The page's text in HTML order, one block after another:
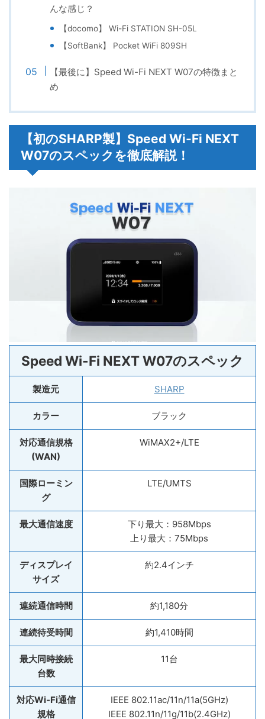
んな感じ？
【docomo】 Wi-Fi STATION SH-05L
【SoftBank】 Pocket WiFi 809SH
【最後に】Speed Wi-Fi NEXT W07の特徴まと
め
【初のSHARP製】Speed Wi-Fi NEXT
W07のスペックを徹底解説！
Speed Wi-Fi NEXT W07のスペック
製造元 SHARP
カラー ブラック
対応通信規格
(WAN)
WiMAX2+/LTE
国際ローミン
グ
LTE/UMTS
最大通信速度
下り最大：958Mbps
上り最大：75Mbps
ディスプレイ
サイズ
約2.4インチ
連続通信時間 約1,180分
連続待受時間 約1,410時間
最大同時接続
台数
11台
対応Wi-Fi通信
規格
IEEE 802.11ac/11n/11a(5GHz)
IEEE 802.11n/11g/11b(2.4GHz)